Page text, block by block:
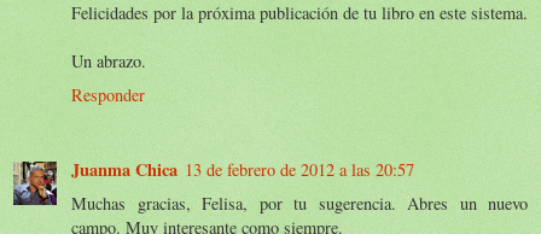
Felicidades por la próxima publicación de tu libro en este sistema.
Un abrazo.
Responder
Juanma Chica 13 de febrero de 2012 a las 20:57
Muchas gracias, Felisa, por tu sugerencia. Abres un nuevo
campo. Muy interesante como siempre.